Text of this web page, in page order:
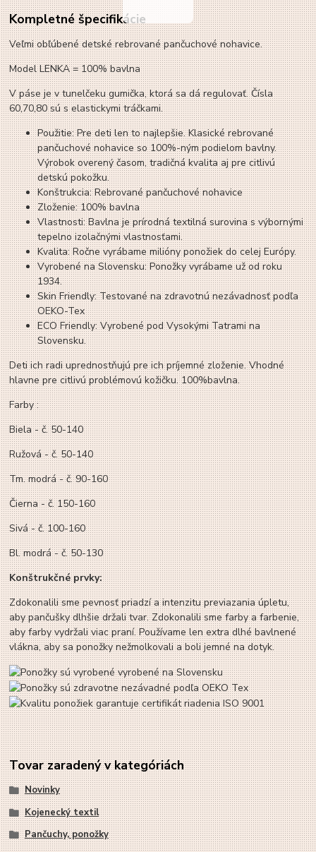
Kompletné špecifikácie
Veľmi obľúbené detské rebrované pančuchové nohavice.
Model LENKA = 100% bavlna
V páse je v tunelčeku gumička, ktorá sa dá regulovať. Čísla
60,70,80 sú s elastickymi tráčkami.
Použitie: Pre deti len to najlepšie. Klasické rebrované
pančuchové nohavice so 100%-ným podielom bavlny.
Výrobok overený časom, tradičná kvalita aj pre citlivú
detskú pokožku.
Konštrukcia: Rebrované pančuchové nohavice
Zloženie: 100% bavlna
Vlastnosti: Bavlna je prírodná textilná surovina s výbornými
tepelno izolačnými vlastnosťami.
Kvalita: Ročne vyrábame milióny ponožiek do celej Európy.
Vyrobené na Slovensku: Ponožky vyrábame už od roku
1934.
Skin Friendly: Testované na zdravotnú nezávadnosť podľa
OEKO-Tex
ECO Friendly: Vyrobené pod Vysokými Tatrami na
Slovensku.
Deti ich radi uprednostňujú pre ich príjemné zloženie. Vhodné
hlavne pre citlivú problémovú kožičku. 100%bavlna.
Farby :
Biela - č. 50-140
Ružová - č. 50-140
Tm. modrá - č. 90-160
Čierna - č. 150-160
Sivá - č. 100-160
Bl. modrá - č. 50-130
Konštrukčné prvky:
Zdokonalili sme pevnosť priadzí a intenzitu previazania úpletu,
aby pančušky dlhšie držali tvar. Zdokonalili sme farby a farbenie,
aby farby vydržali viac praní. Používame len extra dlhé bavlnené
vlákna, aby sa ponožky nežmolkovali a boli jemné na dotyk.
Tovar zaradený v kategóriách
Novinky
Kojenecký textil
Pančuchy, ponožky